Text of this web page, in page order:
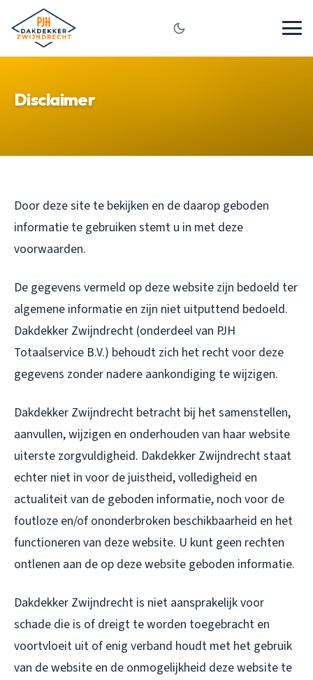
Disclaimer
Door deze site te bekijken en de daarop geboden
informatie te gebruiken stemt u in met deze
voorwaarden.
De gegevens vermeld op deze website zijn bedoeld ter
algemene informatie en zijn niet uitputtend bedoeld.
Dakdekker Zwijndrecht (onderdeel van PJH
Totaalservice B.V.) behoudt zich het recht voor deze
gegevens zonder nadere aankondiging te wijzigen.
Dakdekker Zwijndrecht betracht bij het samenstellen,
aanvullen, wijzigen en onderhouden van haar website
uiterste zorgvuldigheid. Dakdekker Zwijndrecht staat
echter niet in voor de juistheid, volledigheid en
actualiteit van de geboden informatie, noch voor de
foutloze en/of ononderbroken beschikbaarheid en het
functioneren van deze website. U kunt geen rechten
ontlenen aan de op deze website geboden informatie.
Dakdekker Zwijndrecht is niet aansprakelijk voor
schade die is of dreigt te worden toegebracht en
voortvloeit uit of enig verband houdt met het gebruik
van de website en de onmogelijkheid deze website te